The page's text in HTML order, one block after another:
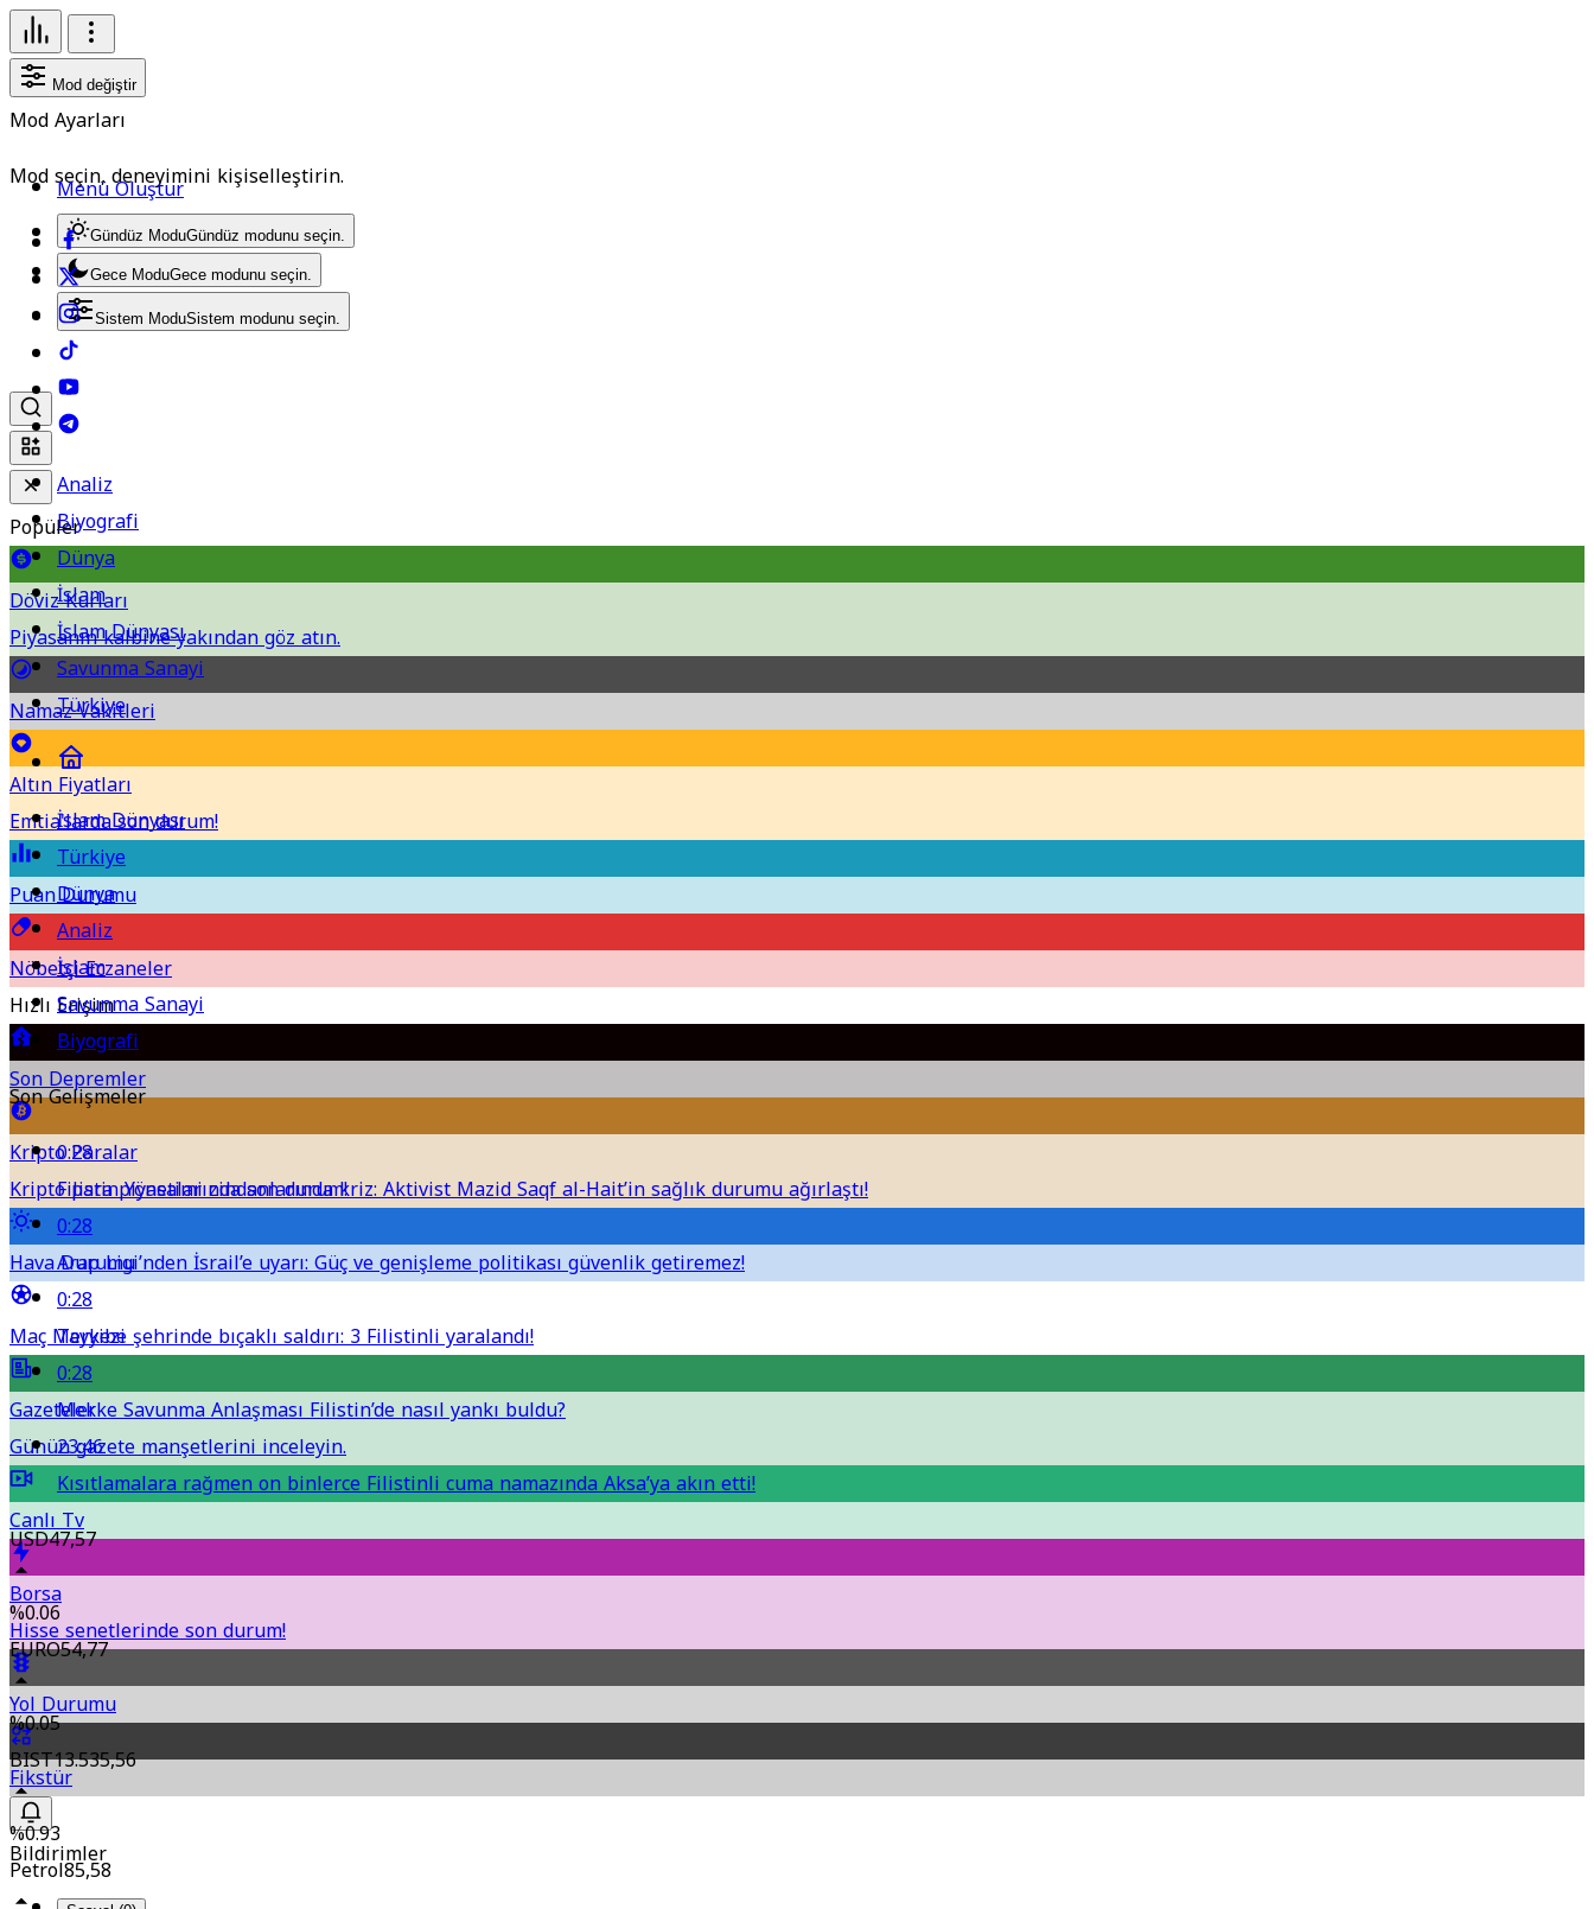
Mod değiştir
Mod Ayarları
Mod seçin, deneyimini kişiselleştirin.
Gündüz ModuGündüz modunu seçin.
Gece ModuGece modunu seçin.
Sistem ModuSistem modunu seçin.
Popüler
Döviz Kurları
Piyasanın kalbine yakından göz atın.
Namaz Vakitleri
Altın Fiyatları
Emtia'larda son durum!
Puan Durumu
Nöbetçi Eczaneler
Hızlı Erişim
Son Depremler
Kripto Paralar
Kripto para piyasalarında son durum!
Hava Durumu
Maç Merkezi
Gazeteler
Günün gazete manşetlerini inceleyin.
Canlı Tv
Borsa
Hisse senetlerinde son durum!
Yol Durumu
Fikstür
Bildirimler
Menü Oluştur
Analiz
Biyografi
Dünya
İslam
İslam Dünyası
Savunma Sanayi
Türkiye
İslam Dünyası
Türkiye
Dünya
Analiz
İslam
Savunma Sanayi
Biyografi
Son Gelişmeler
0:28
Filistin Yönetimi zindanlarında kriz: Aktivist Mazid Saqf al-Hait’in sağlık durumu ağırlaştı!
0:28
Arap Ligi’nden İsrail’e uyarı: Güç ve genişleme politikası güvenlik getiremez!
0:28
Tayyibe şehrinde bıçaklı saldırı: 3 Filistinli yaralandı!
0:28
Mekke Savunma Anlaşması Filistin’de nasıl yankı buldu?
23:46
Kısıtlamalara rağmen on binlerce Filistinli cuma namazında Aksa’ya akın etti!
USD47,57
%0.06
EURO54,77
%0.05
BIST13.535,56
%0.93
Petrol85,58